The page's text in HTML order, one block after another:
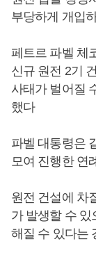
부당하게 개입
페트르 파벨 체
신규 원전 2기
사태가 벌어질
했다
파벨 대통령은
모여 진행한 연
원전 건설에 차
가 발생할 수 있
해질 수 있다는